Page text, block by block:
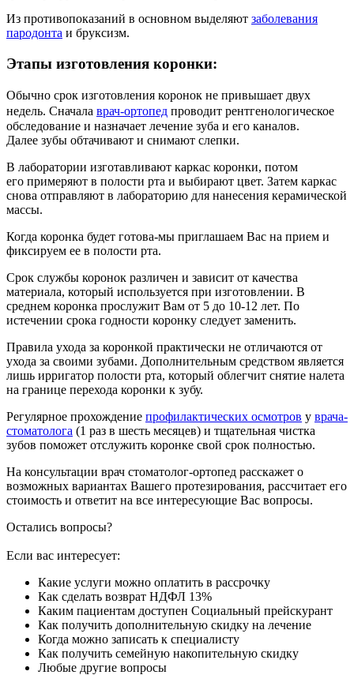
Из противопоказаний в основном выделяют заболевания
пародонта и бруксизм.
Этапы изготовления коронки:
Обычно срок изготовления коронок не привышает двух
недель. Сначала врач-ортопед проводит рентгенологическое
обследование и назначает лечение зуба и его каналов.
Далее зубы обтачивают и снимают слепки.
В лаборатории изготавливают каркас коронки, потом
его примеряют в полости рта и выбирают цвет. Затем каркас
снова отправляют в лабораторию для нанесения керамической
массы.
Когда коронка будет готова-мы приглашаем Вас на прием и
фиксируем ее в полости рта.
Срок службы коронок различен и зависит от качества
материала, который используется при изготовлении. В
среднем коронка прослужит Вам от 5 до 10-12 лет. По
истечении срока годности коронку следует заменить.
Правила ухода за коронкой практически не отличаются от
ухода за своими зубами. Дополнительным средством является
лишь ирригатор полости рта, который облегчит снятие налета
на границе перехода коронки к зубу.
Регулярное прохождение профилактических осмотров у врача-
стоматолога (1 раз в шесть месяцев) и тщательная чистка
зубов поможет отслужить коронке свой срок полностью.
На консультации врач стоматолог-ортопед расскажет о
возможных вариантах Вашего протезирования, рассчитает его
стоимость и ответит на все интересующие Вас вопросы.
Остались вопросы?
Если вас интересует:
Какие услуги можно оплатить в рассрочку
Как сделать возврат НДФЛ 13%
Каким пациентам доступен Социальный прейскурант
Как получить дополнительную скидку на лечение
Когда можно записать к специалисту
Как получить семейную накопительную скидку
Любые другие вопросы